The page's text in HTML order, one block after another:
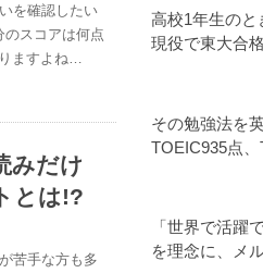
を確認したい
スコアは何点
ますよね…
みだけ
とは!?
苦手な方も多
高校1年生のと
現役で東大合格
その勉強法を
TOEIC935点、
「世界で活躍
を理念に、メ